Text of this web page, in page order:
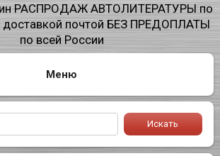
РАСПРОДАЖ АВТОЛИТЕРАТУРЫ по
доставкой почтой БЕЗ ПРЕДОПЛАТЫ
по всей России